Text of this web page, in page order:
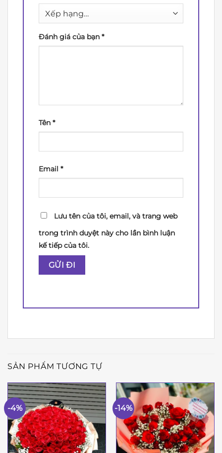
Đánh giá của bạn *
Tên *
Email *
Lưu tên của tôi, email, và trang web
trong trình duyệt này cho lần bình luận
kế tiếp của tôi.
SẢN PHẨM TƯƠNG TỰ
-4% -14%